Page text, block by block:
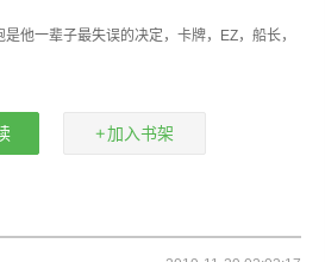
他一辈子最失误的决定，卡牌，EZ，船长，
加入书架